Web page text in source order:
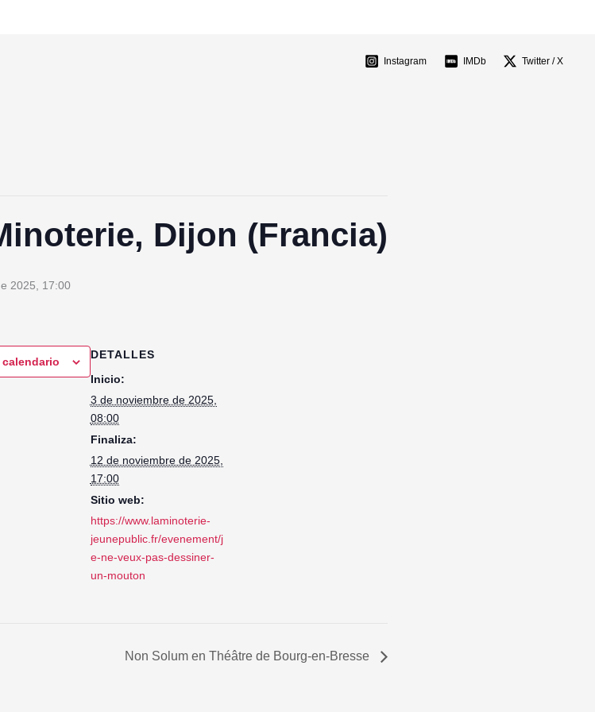
Instagram IMDb Twitter / X
Dijon (Francia)
2025, 17:00
DETALLES
Inicio:
3 de noviembre de 2025,
08:00
Finaliza:
12 de noviembre de 2025,
17:00
Sitio web:
https://www.laminoterie-
jeunepublic.fr/evenement/j
e-ne-veux-pas-dessiner-
un-mouton
Non Solum en Théâtre de Bourg-en-Bresse